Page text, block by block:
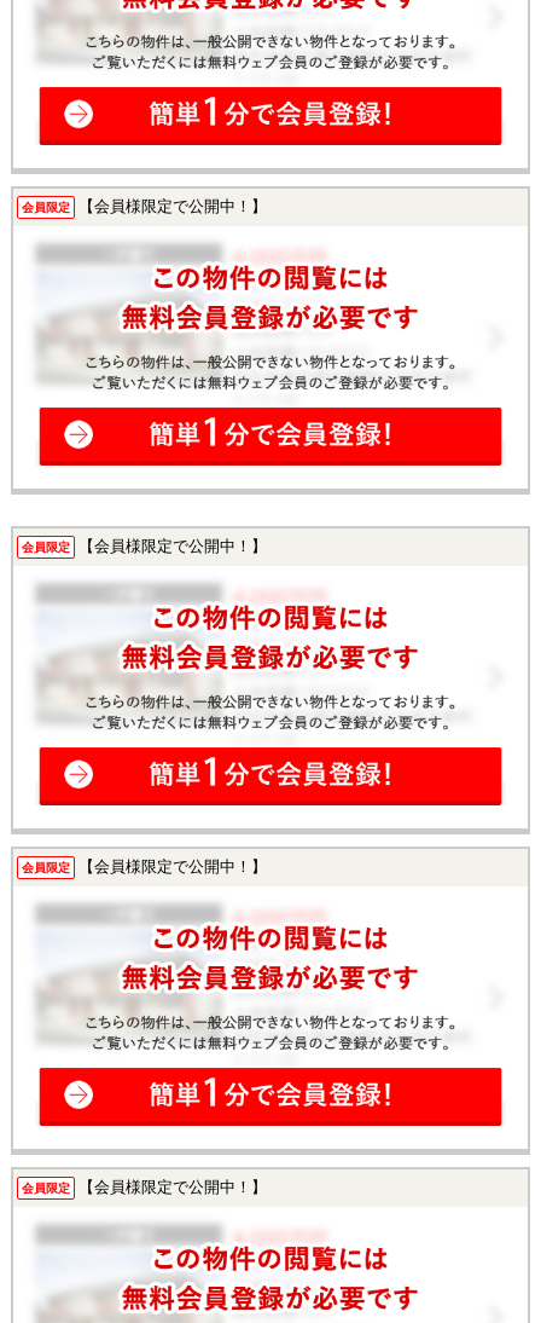
会員限定 【会員様限定で公開中！】
会員限定 【会員様限定で公開中！】
会員限定 【会員様限定で公開中！】
会員限定 【会員様限定で公開中！】